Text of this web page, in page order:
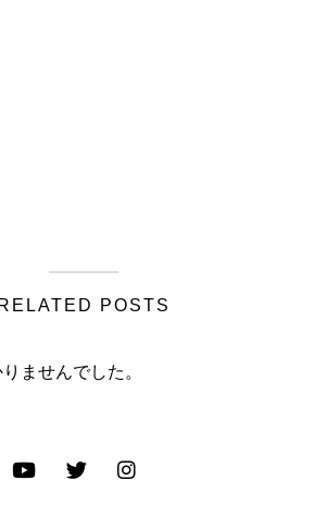
RELATED POSTS
ませんでした。